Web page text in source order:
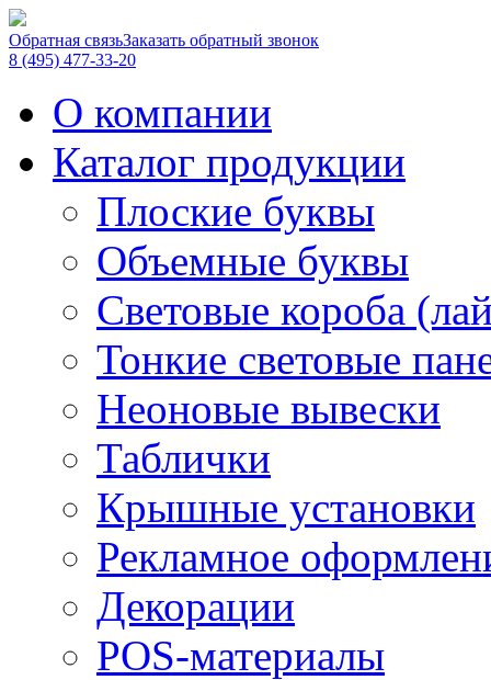
Обратная связьЗаказать обратный звонок
8 (495) 477-33-20
О компании
Каталог продукции
Плоские буквы
Объемные буквы
Световые короба
Тонкие световые
Неоновые вывески
Таблички
Крышные установки
Рекламное
Декорации
POS-материалы